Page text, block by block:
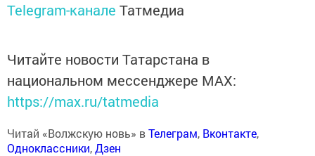
Telegram-канале Татмедиа
Читайте новости Татарстана в
национальном мессенджере MАХ:
https://max.ru/tatmedia
Читай «Волжскую новь» вТелеграм, Вконтакте,
Одноклассники,Дзен